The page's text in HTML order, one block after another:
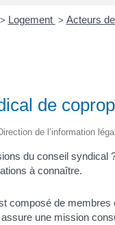
> Logement > Acteurs
de
de l’information
du conseil
à connaître.
composé de
une mission